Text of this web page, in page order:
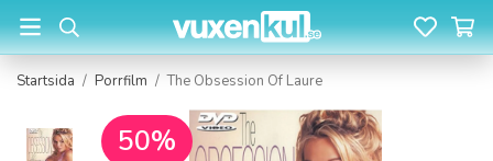
Startsida / Porrfilm / The Obsession Of Laure
50%